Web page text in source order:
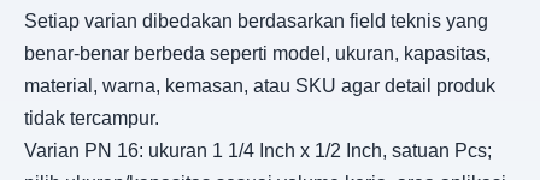
Setiap varian dibedakan berdasarkan field teknis yang
benar-benar berbeda seperti model, ukuran, kapasitas,
material, warna, kemasan, atau SKU agar detail produk
tidak tercampur.
Varian PN 16: ukuran 1 1/4 Inch x 1/2 Inch, satuan Pcs;